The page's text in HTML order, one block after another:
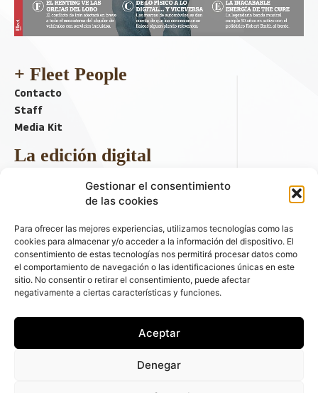
Gestionar el consentimiento
de las cookies
Para ofrecer las mejores experiencias, utilizamos tecnologías como las
cookies para almacenar y/o acceder a la información del dispositivo. El
consentimiento de estas tecnologías nos permitirá procesar datos como
el comportamiento de navegación o las identificaciones únicas en este
sitio. No consentir o retirar el consentimiento, puede afectar
negativamente a ciertas características y funciones.
Aceptar
Denegar
+ Fleet People
Contacto
Staff
Media Kit
La edición digital
Descargar último ejemplar
ir a hemeroteca
+ Contenido en redes sociales
automóviles - C/ Fernández de la Hoz 70, 1ºB - 28003 - Madrid